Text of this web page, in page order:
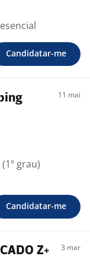
Candidatar-me
11 mai
grau)
Candidatar-me
Z+ 3 mar